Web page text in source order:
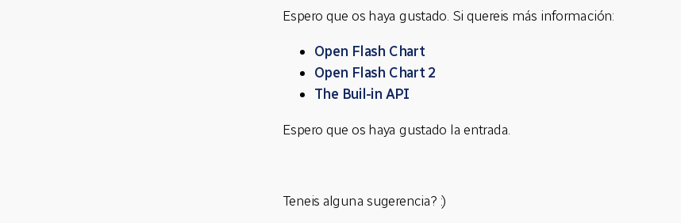
Espero que os haya gustado. Si quereis más información:
Open Flash Chart
Open Flash Chart 2
The Buil-in API
Espero que os haya gustado la entrada.
Teneis alguna sugerencia? :)